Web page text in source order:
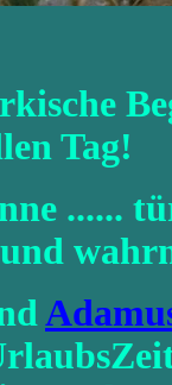
Tag!
......